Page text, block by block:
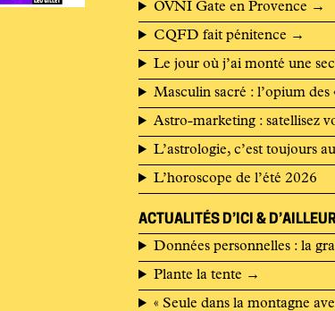
OVNI Gate en Provence →
CQFD fait pénitence →
Le jour où j’ai monté une
Masculin sacré : l’opium des
Astro-marketing : satellisez
L’astrologie, c’est toujours
L’horoscope de l’été 2026
ACTUALITÉS D’ICI &
Données personnelles : la
Plante la tente →
« Seule dans la montagne